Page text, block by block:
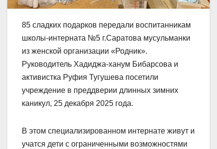
85 сладких подарков передали воспитанникам
школы-интерната №5 г.Саратова мусульманки
из женской организации «Родник».
Руководитель Хадиджа-ханум Бибарсова и
активистка Руфия Тугушева посетили
учреждение в преддверии длинных зимних
каникул, 25 декабря 2025 года.
В этом специализированном интернате живут и
учатся дети с ограниченными возможностями